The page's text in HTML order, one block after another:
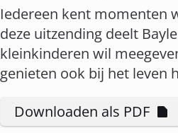
Iedereen kent momenten
deze uitzending deelt
kleinkinderen wil
genieten ook bij het leven
Downloaden als PDF